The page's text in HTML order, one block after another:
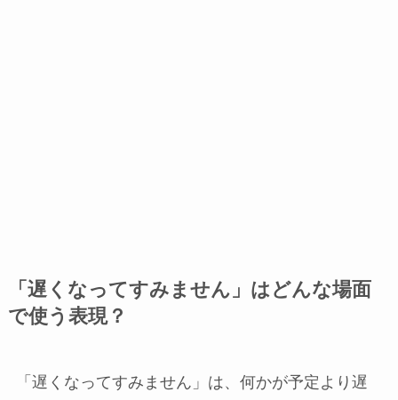
「遅くなってすみません」はどんな場面
で使う表現？
「遅くなってすみません」は、何かが予定より遅